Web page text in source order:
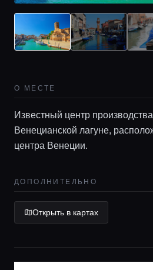
Локации
Гиды
Консьерж
Lifestyle
О МЕСТЕ
Известный центр
Венецианской лагуне,
центра Венеции.
ДОПОЛНИТЕЛЬНО
Открыть в картах